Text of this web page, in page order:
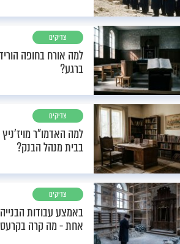
צדיקים
למה אורח בחופה
ברגע?
צדיקים
למה האדמו"ר
בבית מנהל הבנק?
צדיקים
באמצע עבודות
אחת - מה קרה